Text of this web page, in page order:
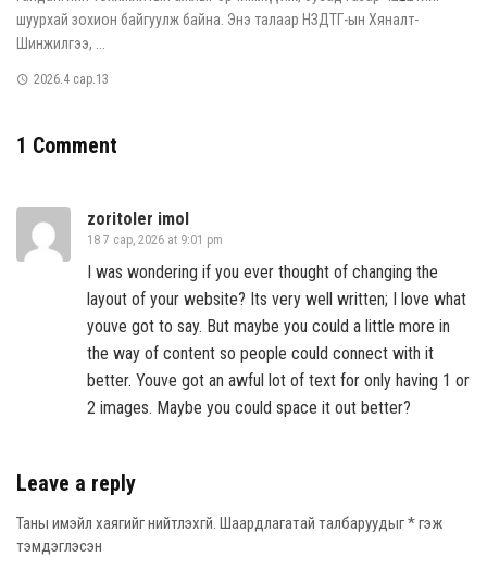
шуурхай зохион байгуулж байна. Энэ талаар НЗДТГ-ын Хяналт-
Шинжилгээ, ...
2026.4 сар.13
1 Comment
zoritoler imol
18 7 сар, 2026 at 9:01 pm
I was wondering if you ever thought of changing the
layout of your website? Its very well written; I love what
youve got to say. But maybe you could a little more in
the way of content so people could connect with it
better. Youve got an awful lot of text for only having 1 or
2 images. Maybe you could space it out better?
Leave a reply
Таны имэйл хаягийг нийтлэхгүй. Шаардлагатай талбаруудыг*гэж
тэмдэглэсэн